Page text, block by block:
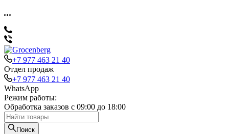
+7 977 463 21 40
Отдел продаж
+7 977 463 21 40
WhatsApp
Режим работы:
Обработка заказов с 09:00 до 18:00
Поиск